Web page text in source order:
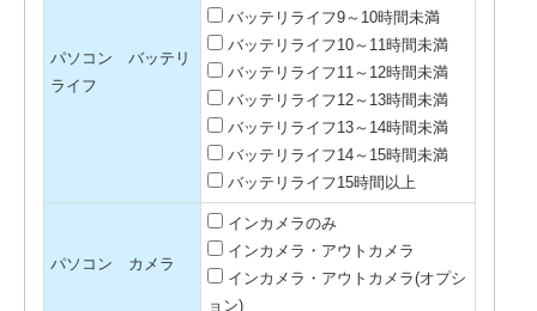
パソコン バッテリ
ライフ
バッテリライフ9～10時間未満
バッテリライフ10～11時間未満
バッテリライフ11～12時間未満
バッテリライフ12～13時間未満
バッテリライフ13～14時間未満
バッテリライフ14～15時間未満
バッテリライフ15時間以上
パソコン カメラ
インカメラのみ
インカメラ・アウトカメラ
インカメラ・アウトカメラ(オプシ
ョン)